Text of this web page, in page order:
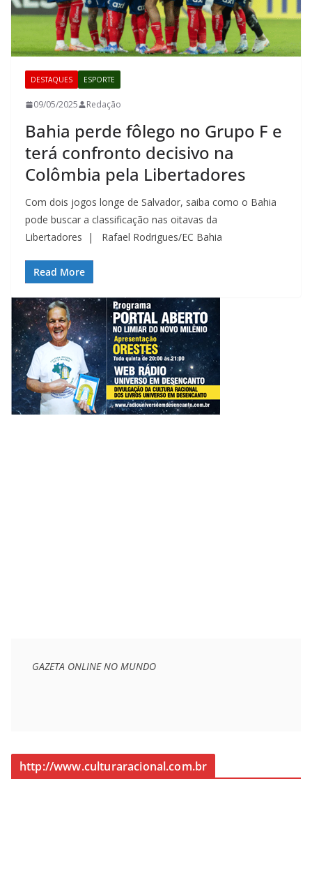
DESTAQUES ESPORTE
09/05/2025 Redação
Bahia perde fôlego no Grupo F e
terá confronto decisivo na
Colômbia pela Libertadores
Com dois jogos longe de Salvador, saiba como o Bahia
pode buscar a classificação nas oitavas da
Libertadores | Rafael Rodrigues/EC Bahia
Read More
GAZETA ONLINE NO MUNDO
http://www.culturaracional.com.br